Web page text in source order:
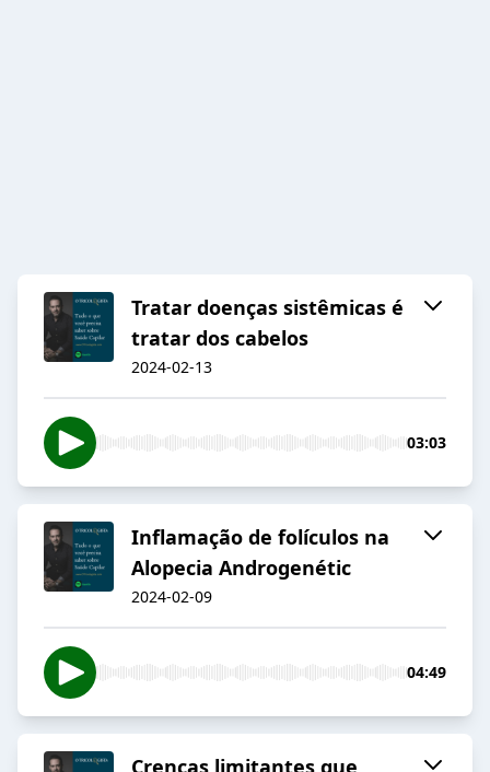
Tratar doenças sistêmicas é
tratar dos cabelos
2024-02-13
03:03
Inflamação de folículos na
Alopecia Androgenétic
2024-02-09
04:49
Crenças limitantes que